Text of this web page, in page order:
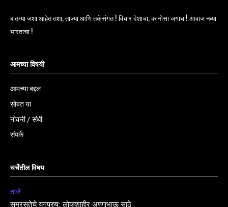
बातम्या जशा आहेत तशा, ताज्या आणि तर्कसंगत ! विचार देशाचा, कानोसा जगाचा! आवाज नव्या
भारताचा !
आमच्या विषयी
आमच्या बद्दल
सोबत या
नोकरी / संधी
संपर्क
चर्चेतील विषय
ताजे
समरसतेचे युगपुरुष: लोकशाहीर अण्णाभाऊ साठे